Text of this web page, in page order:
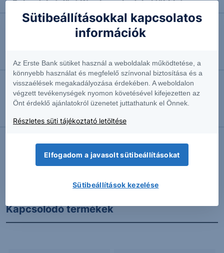
Rekordokat dönt Kína kereskedelmi többlete
2026.08.07. 09:50
eredmény
2026.08.07. 09:36
Évtizedes mélyponton az infláció
Vezető makrogazdasági elemző
További Erste elemzések
Kapcsolódó termékek
Sütibeállításokkal kapcsolatos
információk
Az Erste Bank sütiket használ a weboldalak működtetése, a
könnyebb használat és megfelelő színvonal biztosítása és a
visszaélések megakadályozása érdekében. A weboldalon
végzett tevékenységek nyomon követésével kifejezetten az
Önt érdeklő ajánlatokról üzenetet juttathatunk el Önnek.
Részletes süti tájékoztató letöltése
Elfogadom a javasolt sütibeállításokat
Sütibeállítások kezelése